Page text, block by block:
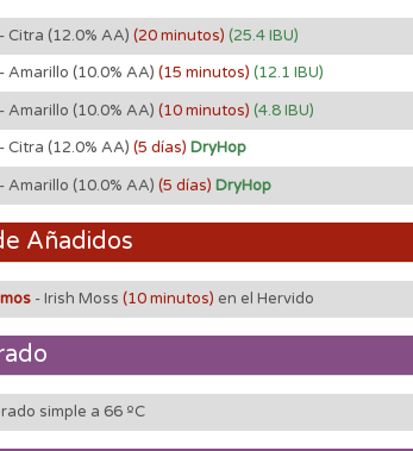
- Citra (12.0% AA) (20 minutos) (25.4 IBU)
- Amarillo (10.0% AA) (15 minutos) (12.1 IBU)
- Amarillo (10.0% AA) (10 minutos) (4.8 IBU)
- Citra (12.0% AA) (5 días) DryHop
- Amarillo (10.0% AA) (5 días) DryHop
Añadidos
- Irish Moss (10 minutos) en el Hervido
simple a 66 ºC